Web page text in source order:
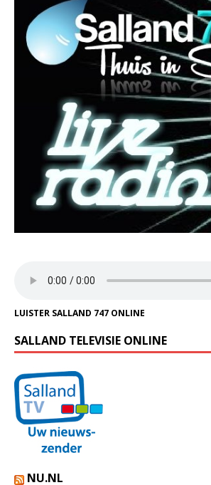
LUISTER SALLAND 747 ONLINE
SALLAND TELEVISIE ONLINE
NU.NL